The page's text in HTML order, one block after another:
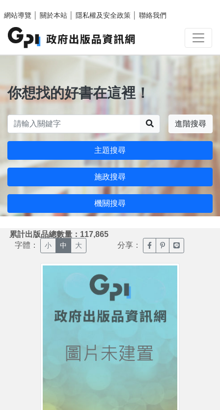
網站導覽
關於本站 隱私權及安全政策 聯絡我們
你想找的好書在這裡！
進階搜尋
主題搜尋
施政搜尋
機關搜尋
累計出版品總數量：117,865
字體： 小 中 大 分享： 臉書分享(另開新視窗)
噗浪分享(另開新
Line分享(另